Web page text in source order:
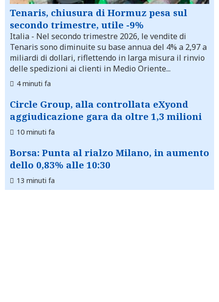
Tenaris, chiusura di Hormuz pesa sul
secondo trimestre, utile -9%
Italia - Nel secondo trimestre 2026, le vendite di
Tenaris sono diminuite su base annua del 4% a 2,97 a
miliardi di dollari, riflettendo in larga misura il rinvio
delle spedizioni ai clienti in Medio Oriente...
4 minuti fa
Circle Group, alla controllata eXyond
aggiudicazione gara da oltre 1,3 milioni
10 minuti fa
Borsa: Punta al rialzo Milano, in aumento
dello 0,83% alle 10:30
13 minuti fa